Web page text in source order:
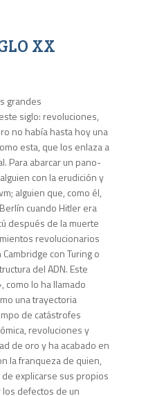
XX
grandes
siglo: revoluciones,
no había hasta hoy una
esta, que los enlaza a
Para abarcar un pano­
con la erudición y
alguien que, como él,
cuando Hitler era
después de la muerte
revolucionarios
con Turing o
del ADN. Este
lo ha llamado
una trayectoria
de catástrofes
revo­luciones y
de oro y ha acabado en
la franqueza de quien,
explicarse sus propios
defectos de un